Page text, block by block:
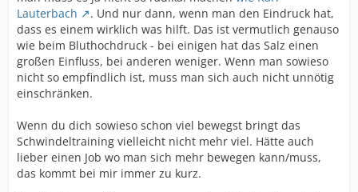
Lauterbach
. Und nur dann, wenn man den Eindruck hat,
dass es einem wirklich was hilft. Das ist vermutlich genauso
wie beim Bluthochdruck - bei einigen hat das Salz einen
großen Einfluss, bei anderen weniger. Wenn man sowieso
nicht so empfindlich ist, muss man sich auch nicht unnötig
einschränken.
Wenn du dich sowieso schon viel bewegst bringt das
Schwindeltraining vielleicht nicht mehr viel. Hätte auch
lieber einen Job wo man sich mehr bewegen kann/muss,
das kommt bei mir immer zu kurz.